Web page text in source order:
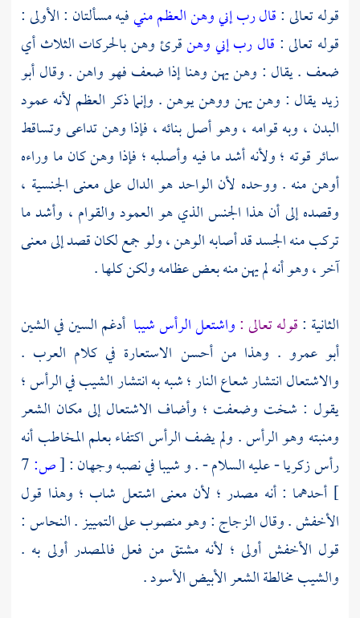
قوله تعالى :قال رب إني وهن العظم منيفيه مسألتان : الأولى :
قوله تعالى : قال رب إني وهنقرئ وهن بالحركات الثلاث أي
ضعف . يقال : وهن يهن وهنا إذا ضعف فهو واهن . وقالأبو
زيديقال : وهن يهن ووهن يوهن . وإنما ذكر العظم لأنه عمود
البدن ، وبه قوامه ، وهو أصل بنائه ، فإذا وهن تداعى وتساقط
سائر قوته ؛ ولأنه أشد ما فيه وأصلبه ؛ فإذا وهن كان ما وراءه
أوهن منه . ووحده لأن الواحد هو الدال على معنى الجنسية ،
وقصده إلى أن هذا الجنس الذي هو العمود والقوام ، وأشد ما
تركب منه الجسد قد أصابه الوهن ، ولو جمع لكان قصد إلى معنى
آخر ، وهو أنه لم يهن منه بعض عظامه ولكن كلها .
الثانية :قوله تعالى :واشتعل الرأس شيبا أدغم السين في الشين
أبو عمرو . وهذا من أحسن الاستعارة في كلام العرب .
والاشتعال انتشار شعاع النار ؛ شبه به انتشار الشيب في الرأس ؛
يقول : شخت وضعفت ؛ وأضاف الاشتعال إلى مكان الشعر
ومنبته وهو الرأس . ولم يضف الرأس اكتفاء بعلم المخاطب أنه
رأسزكريا- عليه السلام - . و شيبا في نصبه وجهان :[ص:7
] أحدهما : أنه مصدر ؛ لأن معنى اشتعل شاب ؛ وهذا قول
الأخفش. وقالالزجاج: وهو منصوب على التمييز .النحاس:
قول الأخفش أولى ؛ لأنه مشتق من فعل فالمصدر أولى به .
والشيب مخالطة الشعر الأبيض الأسود .